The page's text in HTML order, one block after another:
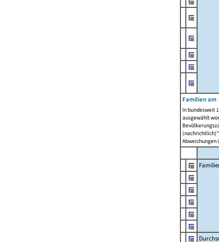
Familien am
In bundesweit
ausgewählt
Abweichungen